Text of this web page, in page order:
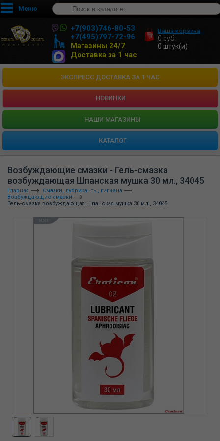
Меню
+7(903)746-80-53
+7(495)797-72-96
Магазины 24/7
Доставка за 1 час
Ваша корзина
0 руб.
0 штук(и)
ЭКСПРЕСС ДОСТАВКА ЗА 1 ЧАС
НОВИНКИ
HАШИ МАГАЗИНЫ
КАТАЛОГ
Возбуждающие смазки - Гель-смазка
возбуждающая Шпанская мушка 30 мл., 34045
Главная
Смазки, лубриканты, гигиена
Возбуждающие смазки
Гель-смазка возбуждающая Шпанская мушка 30 мл., 34045